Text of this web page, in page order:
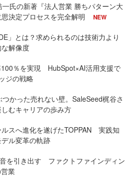
氏の新著『法人営業 勝ちパターン大
決定プロセスを完全解明
NEW
」とは？求められるのは技術力より
解像度
％を実現 HubSpot×AI活用支援で
ジの戦略
つかった売れない壁。SaleSeed梶谷さ
むキャリアの歩み方
ルスへ進化を遂げたTOPPAN 実践知
ル変革の軌跡
を引き出す ファクトファインディン
業